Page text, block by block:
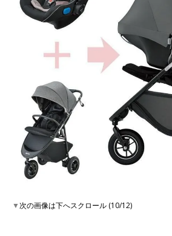
▼次の画像は下へスクロール (10/12)